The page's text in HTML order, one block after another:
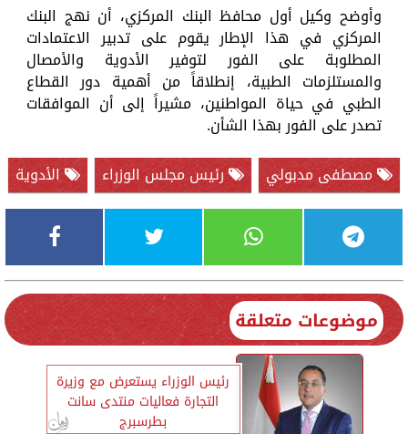
وأوضح وكيل أول محافظ البنك المركزي، أن نهج البنك
المركزي في هذا الإطار يقوم على تدبير الاعتمادات
المطلوبة على الفور لتوفير الأدوية والأمصال
والمستلزمات الطبية، إنطلاقاً من أهمية دور القطاع
الطبي في حياة المواطنين، مشيراً إلى أن الموافقات
تصدر على الفور بهذا الشأن.
مصطفى مدبولي
رئيس مجلس الوزراء الأدوية
موضوعات متعلقة
رئيس الوزراء يستعرض مع وزيرة
التجارة فعاليات منتدى سانت
بطرسبرج